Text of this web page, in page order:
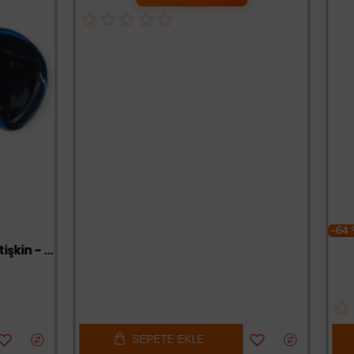
Star Diving Dalış Maskesi Yetişkin - 51701-MAVİ - 1 ADET
SEPETE EKLE
-64 %